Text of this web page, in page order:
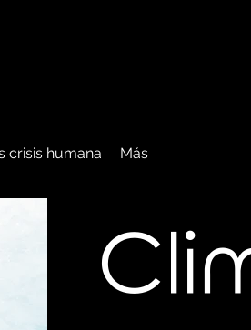
crisis humana Más
C